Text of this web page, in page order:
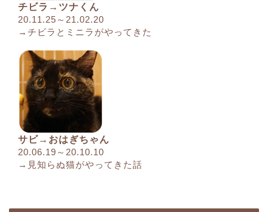
チビラ→ツナくん
20.11.25～21.02.20
→チビラとミニラがやってきた
サビ→おはぎちゃん
20.06.19～20.10.10
→見知らぬ猫がやってきた話